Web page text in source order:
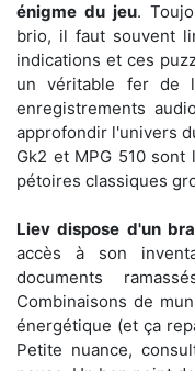
énigme du jeu.
brio, il faut souvent
indications et ces
un véritable fer de
enregistrements
approfondir l'univers
Gk2 et MPG 510
pétoires classiques
Liev dispose d'un
accès à son
documents
Combinaisons de
énergétique (et ça
Petite nuance,